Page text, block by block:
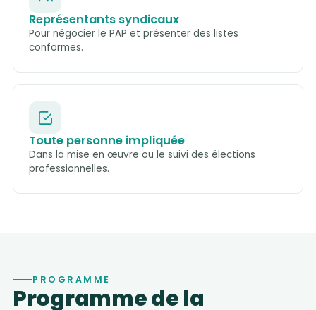
Représentants syndicaux
Pour négocier le PAP et présenter des listes
conformes.
Toute personne impliquée
Dans la mise en œuvre ou le suivi des élections
professionnelles.
PROGRAMME
Programme de la